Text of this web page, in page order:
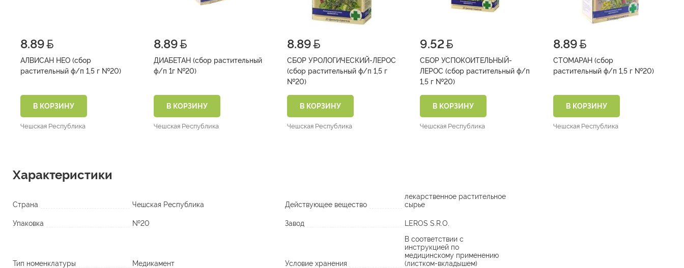
8.89
АЛВИСАН НЕО (сбор
растительный ф/п 1,5 г №20)
В КОРЗИНУ
Чешская Республика
8.89
ДИАБЕТАН (сбор растительный
ф/п 1г №20)
В КОРЗИНУ
Чешская Республика
8.89
СБОР УРОЛОГИЧЕСКИЙ-ЛЕРОС
(сбор растительный ф/п 1,5 г
№20)
В КОРЗИНУ
Чешская Республика
9.52
СБОР УСПОКОИТЕЛЬНЫЙ-
ЛЕРОС (сбор растительный ф/п
1,5 г №20)
В КОРЗИНУ
Чешская Республика
8.89
СТОМАРАН (сбор
растительный ф/п 1,5 г №20)
В КОРЗИНУ
Чешская Республика
Характеристики
Страна Чешская Республика Действующее вещество
лекарственное растительное
сырье
Упаковка №20 Завод LEROS S.R.O.
Тип номенклатуры Медикамент Условие хранения
В соответствии с
инструкцией по
медицинскому применению
(листком-вкладышем)